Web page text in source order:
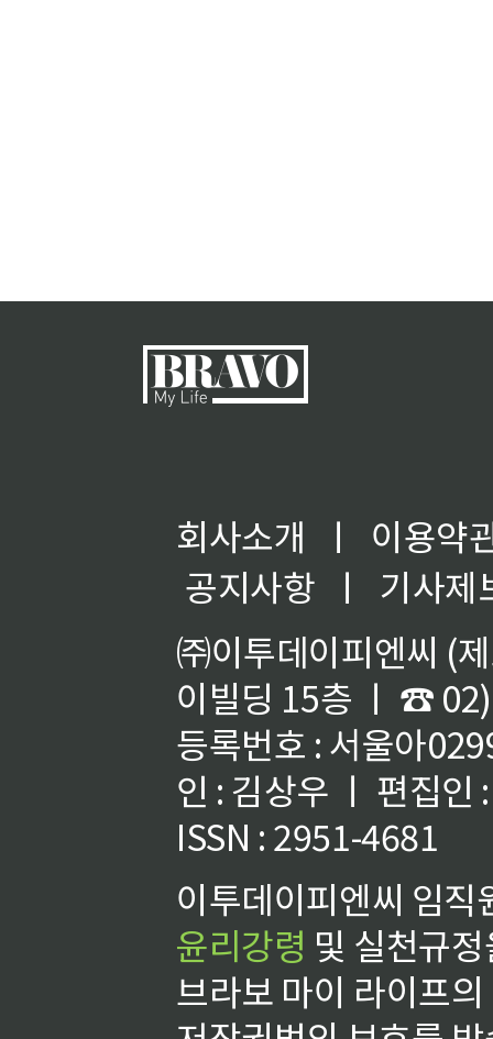
회사소개 ㅣ
이용약
공지사항
ㅣ
기사제
㈜이투데이피엔씨 (
이빌딩 15층 ㅣ ☎
등록번호 : 서울아
인 : 김상우 ㅣ 편집인
ISSN : 2951-4681
이투데이피엔씨 임
윤리강령 및 실천규
브라보 마이 라이프